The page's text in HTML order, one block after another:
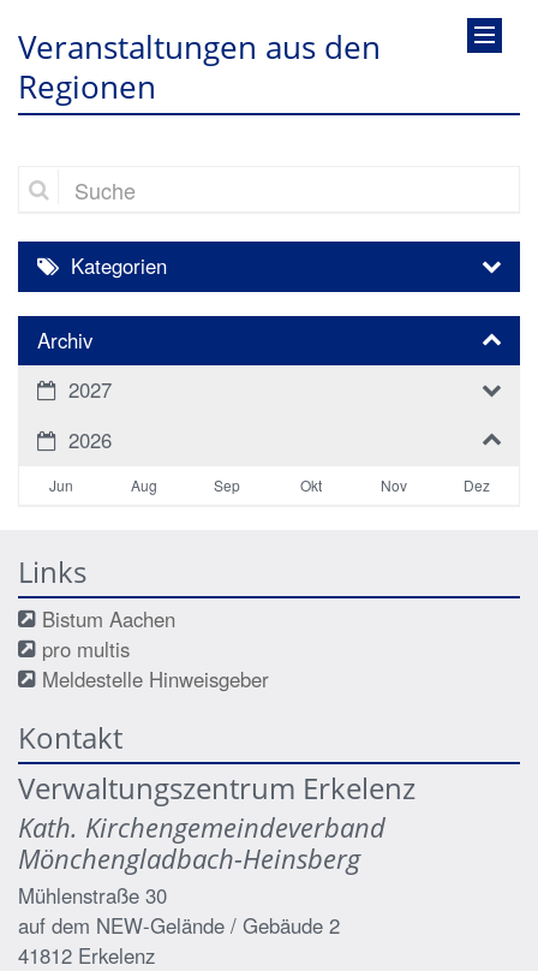
Veranstaltungen aus den
Regionen
Suche
Kategorien
Archiv
2027
2026
Jun Aug Sep Okt Nov Dez
Links
Bistum Aachen
pro multis
Meldestelle Hinweisgeber
Kontakt
Verwaltungszentrum Erkelenz
Kath. Kirchengemeindeverband
Mönchengladbach-Heinsberg
Mühlenstraße 30
auf dem NEW-Gelände / Gebäude 2
41812 Erkelenz